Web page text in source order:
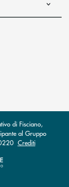
di posta
di Fisciano,
al Gruppo
Crediti